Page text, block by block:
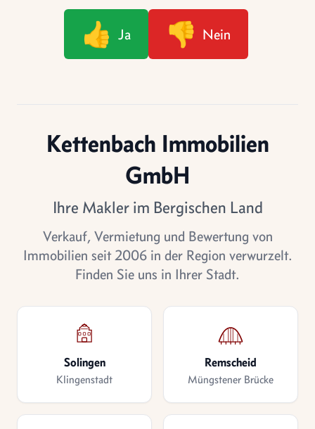
👍 Ja 👎 Nein
Kettenbach Immobilien
GmbH
Ihre Makler im Bergischen Land
Verkauf, Vermietung und Bewertung von
Immobilien seit 2006 in der Region verwurzelt.
Finden Sie uns in Ihrer Stadt.
Solingen
Klingenstadt
Remscheid
Müngstener Brücke